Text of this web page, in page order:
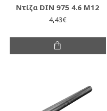
Ντίζα DIN 975 4.6 M12
4,43€